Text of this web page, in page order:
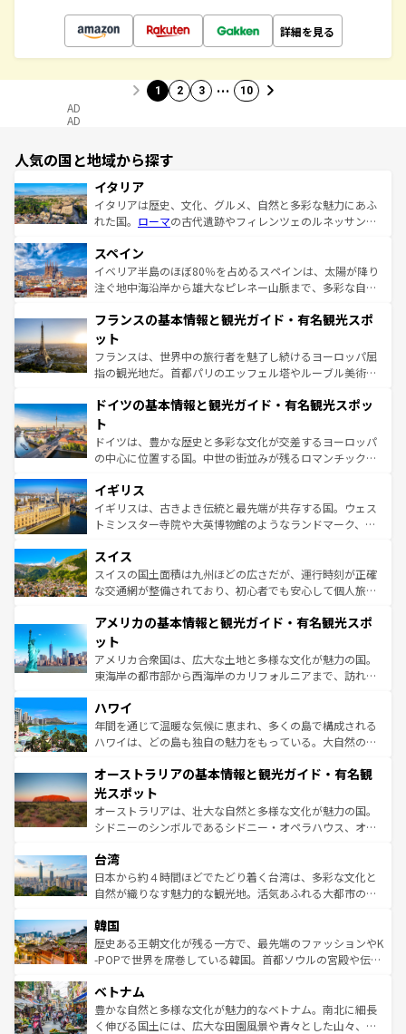
詳細を見る
1 2 3 … 10
AD
AD
人気の国と地域から探す
イタリア
イタリアは歴史、文化、グルメ、自然と多彩な魅力にあふ
れた国。 ローマの古代遺跡やフィレンツェのルネッサンス
ろん、トスカーナの美しい田園風景やアマルフィ海岸の絶
景など、自然景観も見逃せない。観光の合間には、本場の
ピザやパスタなど、絶品のイタリア料理を堪能することも
ませてくれるイタリアで、忘れられない旅をしてみよう！
なお、新着のイタリア情報は
しい。
スペイン
イベリア半島のほぼ80％を占めるスペインは、太陽が降り
注ぐ地中海沿岸から雄大なピレネー山脈まで、多彩な自然
文化が根付くこの国では、情熱的なフラメンコ、熱気あふ
れる闘牛、そして美味しいタパスが生活の一部となってい
る。首都マドリードの洗練された雰囲気や、バルセロナの
アートに溢れた街角から、地方では古代ローマ遺跡や中世
せる。地方によって風土や気候が異なるスペインはその個
ンテンツ一覧 を参照してほしい。
フランスの基本情報と観光ガイド・有名観光スポ
ット
フランスは、世界中の旅行者を魅了し続けるヨーロッパ屈
指の観光地だ。首都パリのエッフェル塔やルーブル美術館
で、幅広い魅力が詰まっている。華麗な宮殿、歴史的な大
聖堂、美しいビーチ、そして豊かな自然が、訪れる者を心
から魅了する。また、フランスは美食の国としても知ら
れ、フランス料理はユネスコ無形文化遺産にも登録されて
香り高いラベンダー畑など、多彩な楽しみ方が可能だ。さ
らに、パリ以外の地域にも魅力が溢れており、どの街角に
も豊かな歴史と文化が息づいている。パリ以外の個性あふ
を参照してほしい。
ドイツの基本情報と観光ガイド・有名観光スポッ
ト
ドイツは、豊かな歴史と多彩な文化が交差するヨーロッパ
の中心に位置する国。中世の街並みが残るロマンチック街
顔を持つこの国は、どこを歩いても飽きることがない。ベ
ルリンの文化的活気、バイエルン州のアルプスの絶景、そ
してライン川沿いのワイン畑といった風景は必見。ビール
は、お酒好きな人にはぜひ体験してほしい。 なお、新着の
ドイツ情報はコンテンツ一覧を参照してほしい。
イギリス
イギリスは、古きよき伝統と最先端が共存する国。ウェス
トミンスター寺院や大英博物館のようなランドマーク、歴
リアごとに異なる魅力がある。また、優雅なアフタヌーン
ティー、ビール好きにはたまらない英国パブ、サッカー観
戦など、本場だからこそできる体験も豊富。イギリスを旅
ンツ一覧を参照してほしい。
スイス
スイスの国土面積は九州ほどの広さだが、運行時刻が正確
な交通網が整備されており、初心者でも安心して個人旅行
の建物がそのまま残る町や、スイスならではのユニークな
博物館もあり、アルプス観光だけでなく町歩きも満喫する
ことができる。国民の所得が高いため物価も高いが、旅行
者向けの交通パス提供のサービスもあり、うまく活用すれ
着のスイス情報は
アメリカの基本情報と観光ガイド・有名観光スポ
ット
アメリカ合衆国は、広大な土地と多様な文化が魅力の国。
東海岸の都市部から西海岸のカリフォルニアまで、訪れる
のような巨大都市は、観光、ショッピング、エンターテイ
ンメントが詰まった刺激的なスポットだ。一方、アメリカ
西部には大自然が広がり、グランドキャニオンやイエロー
部のニューオーリンズでは、音楽と美食が融合した独特の
文化が魅力。旅行者はアメリカの各地域で異なる魅力を楽
しみながら、その多様性と豊かな歴史を感じることができ
るだろう。車でのロードトリップや列車の旅も、アメリカ
情報は
ハワイ
年間を通じて温暖な気候に恵まれ、多くの島で構成される
ハワイは、どの島も独自の魅力をもっている。大自然の神
ワイ島は見逃せない。また、定番の観光地といえばオアフ
島だが、静かな自然を求めるならマウイ島やカウアイ島が
おすすめ。エメラルドグリーンに輝く海をはじめ、豊かな
文化や歴史が息づいている。「アロハスピリット」と呼ば
人々、おいしいローカルフードやハワイアンミュージッ
ク、伝統的なフラダンスなど、すべてがハワイの魅力を彩
っている。訪れるたびに新しい発見と感動が待っているハ
はコンテンツ一覧
オーストラリアの基本情報と観光ガイド・有名観
光スポット
オーストラリアは、壮大な自然と多様な文化が魅力の国。
シドニーのシンボルであるシドニー・オペラハウス、オー
リアリーフや大陸中央部にそびえるウルル（エアーズロッ
ク）、タスマニアの美しい原生林やケアンズの熱帯雨林な
ど、見どころがたくさん。また、カフェやワイン、オージ
いる。アクティビティも充実しており、サーフィンやダイ
ビング、ハイキングなど、アウトドア好きにはたまらな
い。オーストラリアの多彩な魅力を存分に味わいつくそ
参照してほしい。
台湾
日本から約４時間ほどでたどり着く台湾は、多彩な文化と
自然が織りなす魅力的な観光地。活気あふれる大都市の台
ン）、静ひつな山岳地帯である台湾東部など、都市の喧騒
と山間の静けさが共存しており、訪れる人に新しい発見と
驚きをもたらしてくれる。また、奥深い台湾の食文化も魅
容にもいいと評判のスイーツなど、バラエティ豊かな料理
が味わえる。 なお、新着の台湾情報は コンテンツ一覧を参
照してほしい。
韓国
歴史ある王朝文化が残る一方で、最先端のファッションやK
-POPで世界を席巻している韓国。首都ソウルの宮殿や伝統
き、地方に足を延ばせば四季折々の自然美を楽しむことが
できる。そして、キムチや焼肉、絶品のストリートフード
まで、さまざまな韓国料理が待っている。夜には、韓国な
ベトナム
豊かな自然と多様な文化が魅力的なベトナム。南北に細長
く伸びる国土には、広大な田園風景や青々とした山々、世